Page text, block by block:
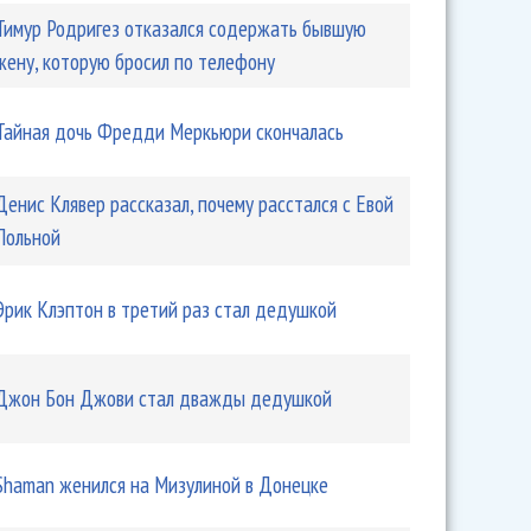
Родригез отказался содержать бывшую
которую бросил по телефону
дочь Фредди Меркьюри скончалась
Клявер рассказал, почему расстался с Евой
Клэптон в третий раз стал дедушкой
Бон Джови стал дважды дедушкой
женился на Мизулиной в Донецке